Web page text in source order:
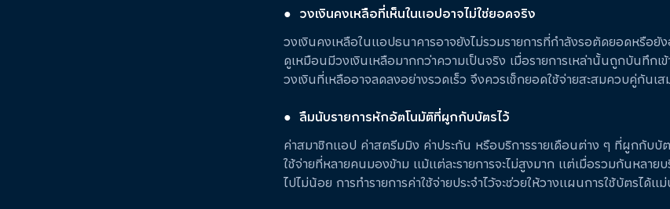
● วงเงินคงเหลือที่เห็นในแอปอาจไม่ใช่ยอดจริง
วงเงินคงเหลือในแอปธนาคารอาจยังไม่รวมรายการที่กำลังรอตัดยอดหรือยั
ดูเหมือนมีวงเงินเหลือมากกว่าความเป็นจริง เมื่อรายการเหล่านั้นถูกบันทึกเ
วงเงินที่เหลืออาจลดลงอย่างรวดเร็ว จึงควรเช็กยอดใช้จ่ายสะสมควบคู่กันเส
● ลืมนับรายการหักอัตโนมัติที่ผูกกับบัตรไว้
ค่าสมาชิกแอป ค่าสตรีมมิง ค่าประกัน หรือบริการรายเดือนต่าง ๆ ที่ผูกกับบั
ใช้จ่ายที่หลายคนมองข้าม แม้แต่ละรายการจะไม่สูงมาก แต่เมื่อรวมกันหลาย
ไปไม่น้อย การทำรายการค่าใช้จ่ายประจำไว้จะช่วยให้วางแผนการใช้บัตรได้แ